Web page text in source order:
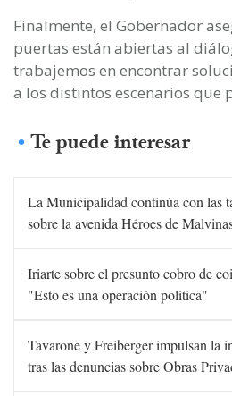
Finalmente, el Gobernador
puertas están abiertas al
trabajemos en encontrar
a los distintos escenarios que
Te puede interesar
La Municipalidad continúa con las
sobre la avenida Héroes de
Iriarte sobre el presunto cobro de
"Esto es una operación política"
Tavarone y Freiberger impulsan la
tras las denuncias sobre Obras